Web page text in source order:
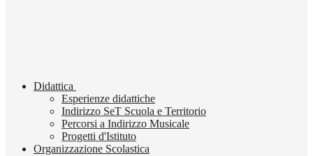
Didattica
Esperienze didattiche
Indirizzo SeT Scuola e Territorio
Percorsi a Indirizzo Musicale
Progetti d'Istituto
Organizzazione Scolastica